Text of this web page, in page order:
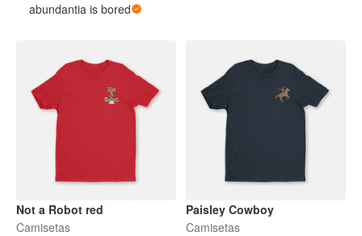
abundantia is bored
Not a Robot red
Camisetas
Paisley Cowboy
Camisetas